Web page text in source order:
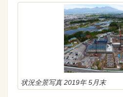
状況全景写真 2019年 5月末